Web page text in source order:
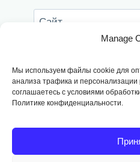
Manage
Мы используем файлы cookie для
анализа трафика и
соглашаетесь с условиями
Политике конфиденциальности.
Сайт
этом браузере для
комментариев.